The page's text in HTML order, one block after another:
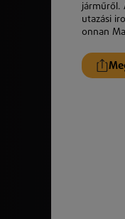
járműről.
utazási
onnan